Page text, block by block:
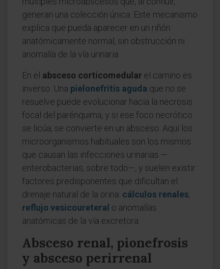
generan una colección única. Este mecanismo
explica que pueda aparecer en un riñón
anatómicamente normal, sin obstrucción ni
anomalía de la vía urinaria.
En el absceso corticomedular el camino es
inverso. Una pielonefritis aguda que no se
resuelve puede evolucionar hacia la necrosis
focal del parénquima, y si ese foco necrótico
se licúa, se convierte en un absceso. Aquí los
microorganismos habituales son los mismos
que causan las infecciones urinarias —
enterobacterias, sobre todo—, y suelen existir
factores predisponentes que dificultan el
drenaje natural de la orina: cálculos renales,
reflujo vesicoureteral o anomalías
anatómicas de la vía excretora.
Absceso renal, pionefrosis
y absceso perirrenal